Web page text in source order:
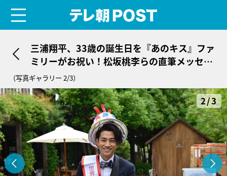
三浦翔平、33歳の誕生日を『あのキス』ファ
ミリーがお祝い！松坂桃李らの直筆メッセー
ジに「泣いちゃう」
（写真ギャラリー 2/3）
2/3